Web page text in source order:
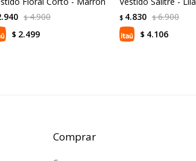
$ 4.900
$ 2.499
$ 4.830 $ 6.900
$ 4.106
Comprar